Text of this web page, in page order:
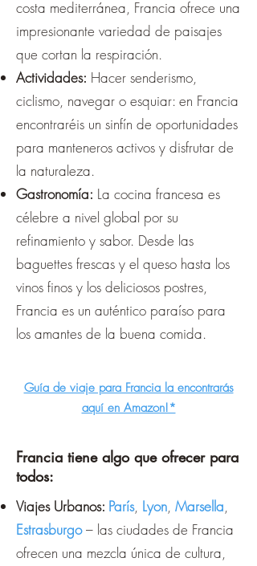
costa mediterránea, Francia ofrece una
impresionante variedad de paisajes
que cortan la respiración.
Actividades: Hacer senderismo,
ciclismo, navegar o esquiar: en Francia
encontraréis un sinfín de oportunidades
para manteneros activos y disfrutar de
la naturaleza.
Gastronomía: La cocina francesa es
célebre a nivel global por su
refinamiento y sabor. Desde las
baguettes frescas y el queso hasta los
vinos finos y los deliciosos postres,
Francia es un auténtico paraíso para
los amantes de la buena comida.
Guía de viaje para Francia la encontrarás
aquí en Amazon!*
Francia tiene algo que ofrecer para
todos:
Viajes Urbanos: París, Lyon, Marsella,
Estrasburgo– las ciudades de Francia
ofrecen una mezcla única de cultura,